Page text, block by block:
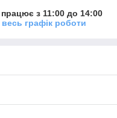
працює з 11:00 до 14:00
весь графік роботи